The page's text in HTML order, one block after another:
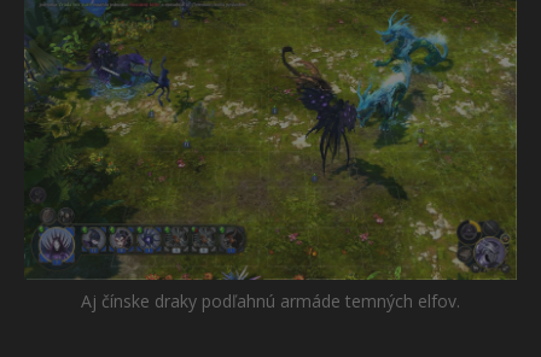
Aj čínske draky podľahnú armáde temných elfov.